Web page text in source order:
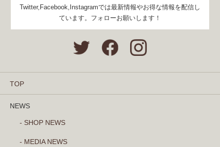
Twitter,Facebook,Instagramでは最新情報やお得な情報を配信し
ています。フォローお願いします！
TOP
NEWS
- SHOP NEWS
- MEDIA NEWS